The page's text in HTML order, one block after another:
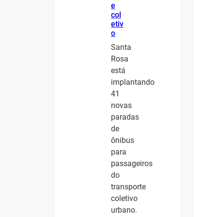
e
col
etiv
o
Santa
Rosa
está
implantando
41
novas
paradas
de
ônibus
para
passageiros
do
transporte
coletivo
urbano.